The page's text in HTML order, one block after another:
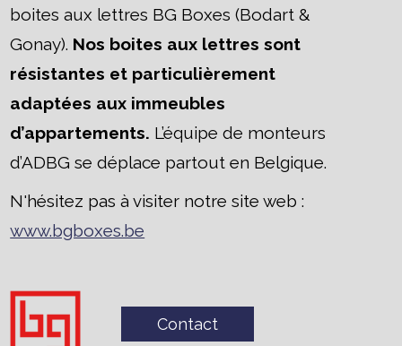
boites aux lettres BG Boxes (Bodart &
Gonay). Nos boites aux lettres sont
résistantes et particulièrement
adaptées aux immeubles
d’appartements. L’équipe de monteurs
d’ADBG se déplace partout en Belgique.
N'hésitez pas à visiter notre site web :
www.bgboxes.be
Contact